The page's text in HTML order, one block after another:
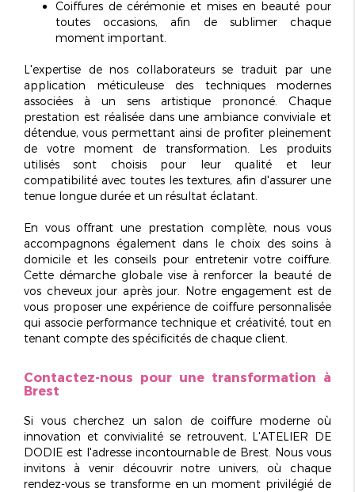
Coiffures de cérémonie et mises en beauté pour
toutes occasions, afin de sublimer chaque
moment important.
L'expertise de nos collaborateurs se traduit par une
application méticuleuse des techniques modernes
associées à un sens artistique prononcé . Chaque
prestation est réalisée dans une ambiance conviviale et
détendue, vous permettant ainsi de profiter pleinement
de votre moment de transformation. Les produits
utilisés sont choisis pour leur qualité et leur
compatibilité avec toutes les textures, afin d'assurer une
tenue longue durée et un résultat éclatant.
En vous offrant une prestation complète, nous vous
accompagnons également dans le choix des soins à
domicile et les conseils pour entretenir votre coiffure.
Cette démarche globale vise à renforcer la beauté de
vos cheveux jour après jour. Notre engagement est de
vous proposer une expérience de coiffure personnalisée
qui associe performance technique et créativité, tout en
tenant compte des spécificités de chaque client.
Contactez-nous pour une transformation à
Brest
Si vous cherchez un salon de coiffure moderne où
innovation et convivialité se retrouvent, L'ATELIER DE
DODIE est l'adresse incontournablede Brest. Nous vous
invitons à venir découvrir notre univers, où chaque
rendez-vous se transforme en un moment privilégié de